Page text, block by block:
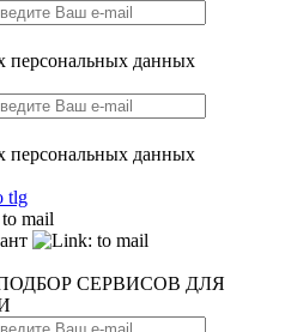
персональных данных
персональных данных
СЕРВИСОВ ДЛЯ